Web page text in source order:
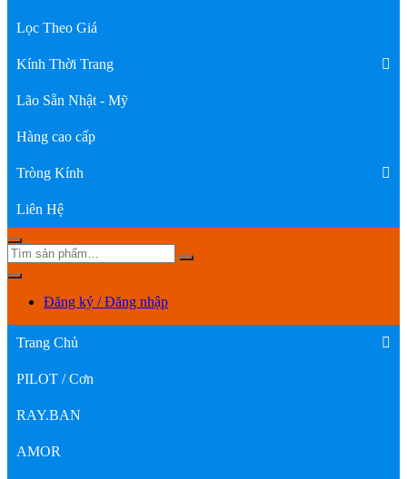
Lọc Theo Giá
Kính Thời Trang
Lão Sẵn Nhật - Mỹ
Hàng cao cấp
Tròng Kính
Liên Hệ
Đăng ký / Đăng nhập
Trang Chủ
PILOT / Cơn
RAY.BAN
AMOR